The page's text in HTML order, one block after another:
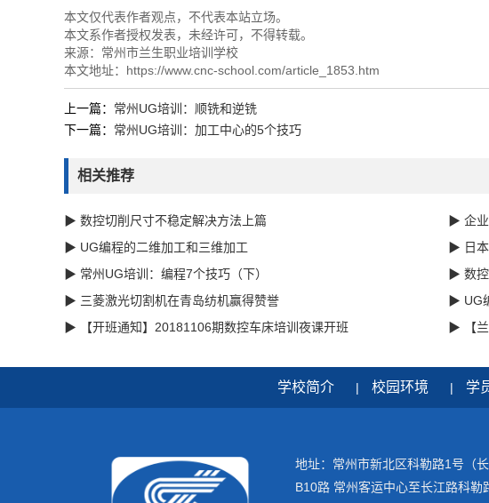
本文仅代表作者观点，不代表本站立场。
本文系作者授权发表，未经许可，不得转载。
来源： 常州市兰生职业培训学校
本文地址： https://www.cnc-school.com/article_1853.htm
上一篇： 常州UG培训：顺铣和逆铣
下一篇： 常州UG培训：加工中心的5个技巧
相关推荐
▶ 数控切削尺寸不稳定解决方法上篇
▶ 企业
▶ UG编程的二维加工和三维加工
▶ 日本
▶ 常州UG培训：编程7个技巧（下）
▶ 数控
▶ 三菱激光切割机在青岛纺机赢得赞誉
▶ UG
▶ 【开班通知】20181106期数控车床培训夜课开班
▶ 【兰
学校简介 | 校园环境 | 学
地址：常州市新北区科勒路1号（
B10路 常州客运中心至长江路科勒